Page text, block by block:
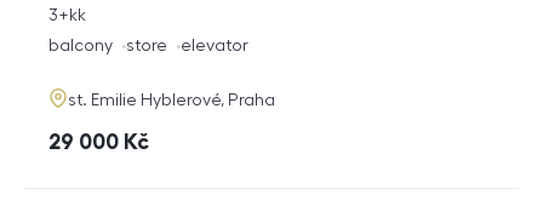
rozměry
3+kk
funkce
balcony store elevator
adresa
st. Emilie Hyblerové, Praha
cena
29 000 Kč